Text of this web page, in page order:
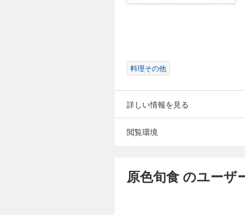
料理その他
詳しい情報を見る
閲覧環境
原色旬食 のユーザ